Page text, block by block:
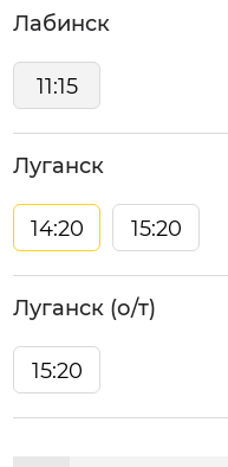
Лабинск
11:15
Луганск
14:20 15:20
Луганск (о/т)
15:20